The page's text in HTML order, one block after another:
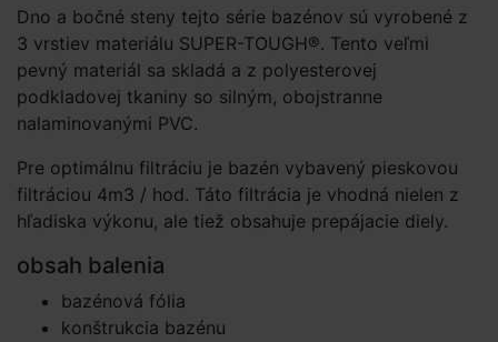
Dno a bočné steny tejto série bazénov sú vyrobené z
3 vrstiev materiálu SUPER-TOUGH®. Tento veľmi
pevný materiál sa skladá a z polyesterovej
podkladovej tkaniny so silným, obojstranne
nalaminovanými PVC.
Pre optimálnu filtráciu je bazén vybavený pieskovou
filtráciou 4m3 / hod. Táto filtrácia je vhodná nielen z
hľadiska výkonu, ale tiež obsahuje prepájacie diely.
obsah balenia
bazénová fólia
konštrukcia bazénu